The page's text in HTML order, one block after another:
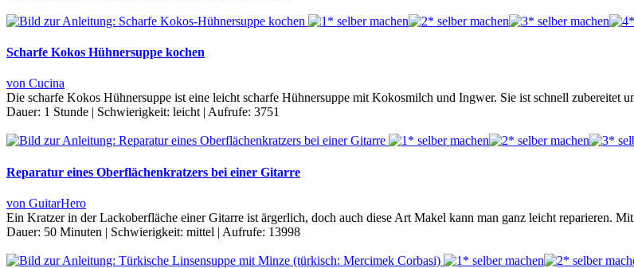
Scharfe Kokos Hühnersuppe kochen
von Cucina
Die scharfe Kokos Hühnersuppe ist eine leicht scharfe Hühnersuppe mit Kokosmilch und Ingwer. Sie ist schnell zubereitet
Dauer: 1 Stunde Schwierigkeit: leicht Aufrufe: 3751
Reparatur eines Oberflächenkratzers bei einer Gitarre
von GuitarHero
Ein Kratzer in der Lackoberfläche einer Gitarre ist ärgerlich, doch auch diese Art Makel kann man ganz leicht reparieren.
Dauer: 50 Minuten | Schwierigkeit: mittel | Aufrufe: 13998